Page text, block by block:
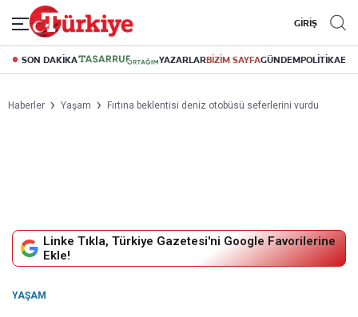
GİRİŞ
SON DAKİKA YAZARLARBİZİM SAYFAGÜNDEMPOLİTİKA
Haberler Yaşam Fırtına beklentisi deniz otobüsü seferlerini vurdu
Linke Tıkla, Türkiye Gazetesi'ni Google Favorilerine
Ekle!
YAŞAM